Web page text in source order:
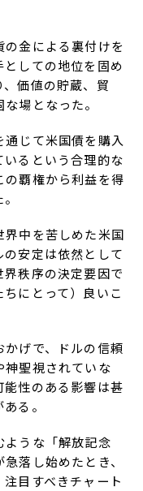
金による裏付けを
しての地位を固め
価値の貯蔵、貿
場となった。
じて米国債を購入
るという合理的な
覇権から利益を得
中を苦しめた米国
安定は依然として
秩序の決定要因で
にとって）良いこ
げで、ドルの信頼
神聖視されていな
性のある影響は甚
る。
ような「解放記念
落し始めたとき、
目すべきチャート